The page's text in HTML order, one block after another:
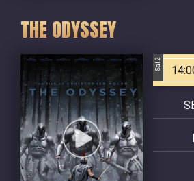
THE ODYSSEY
Sal 2